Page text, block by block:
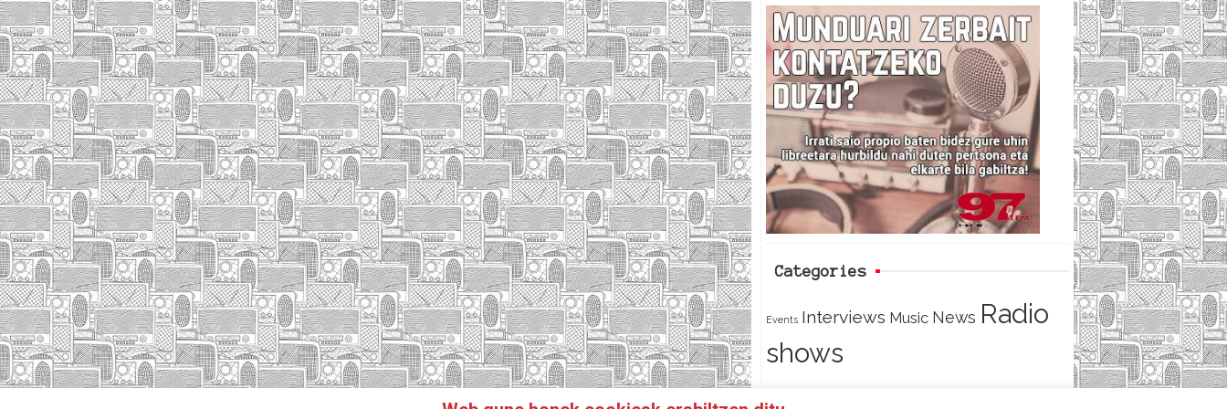
c
e
b
o
o
i
t
t
e
r
e
d
Categories
Events Interviews Music News Radio
shows